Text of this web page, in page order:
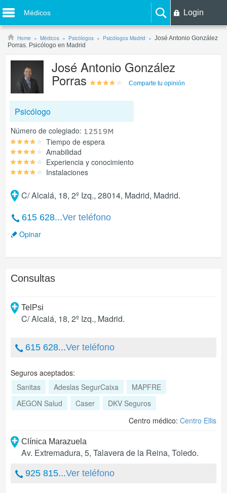
Médicos Login
Home Médicos Psicólogos Psicólogos Madrid
José Antonio González
Porras. Psicólogo en Madrid
José Antonio González
Porras Comparte tu opinión
Psicólogo
Número de colegiado:
Tiempo de espera
Amabilidad
Experiencia y conocimiento
Instalaciones
C/ Alcalá, 18, 2º Izq., 28014, Madrid, Madrid.
615 628...Ver teléfono
Opinar
Consultas
TelPsi
C/ Alcalá, 18, 2º Izq., Madrid.
615 628...Ver teléfono
Seguros aceptados:
Sanitas
Adeslas SegurCaixa
MAPFRE
AEGON Salud
Caser
DKV Seguros
Centro médico: Centro Ellis
Clínica Marazuela
Av. Extremadura, 5, Talavera de la Reina, Toledo.
925 815...Ver teléfono